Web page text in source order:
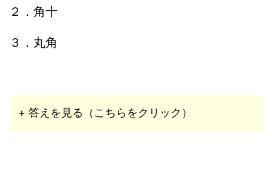
２．角十
３．丸角
+ 答えを見る（こちらをクリック）